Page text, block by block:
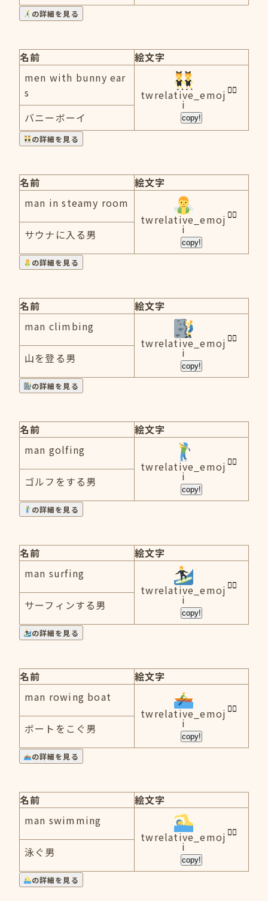
の詳細を見る
名前
絵文字
men with bunny ear
s
twrelative_emoj
i
copy!
バニーボーイ
の詳細を見る
名前
絵文字
man in steamy room
twrelative_emoj
i
copy!
サウナに入る男
の詳細を見る
名前
絵文字
man climbing
twrelative_emoj
i
copy!
山を登る男
の詳細を見る
名前
絵文字
man golfing
twrelative_emoj
i
copy!
ゴルフをする男
の詳細を見る
名前
絵文字
man surfing
twrelative_emoj
i
copy!
サーフィンする男
の詳細を見る
名前
絵文字
man rowing boat
twrelative_emoj
i
copy!
ボートをこぐ男
の詳細を見る
名前
絵文字
man swimming
twrelative_emoj
i
copy!
泳ぐ男
の詳細を見る